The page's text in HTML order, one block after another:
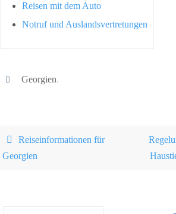
Reisen mit dem Auto
Notruf und Auslandsvertretungen
Georgien.
Reiseinformationen für
Georgien